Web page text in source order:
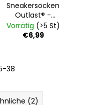
158
Sneakersocken
Outlast® -
dunkelgrau
Vorrätig (>5 St)
€6,99
38
(2)